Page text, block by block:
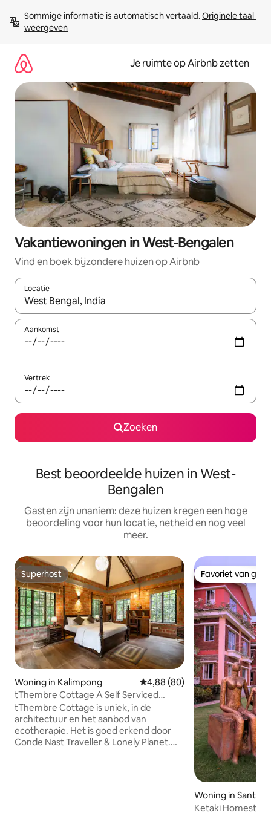
direct
naar
Sommige informatie is automatisch vertaald. Originele taal
weergeven
Je ruimte op Airbnb zetten
Vakantiewoningen in West-Bengalen
Vind en boek bijzondere huizen op Airbnb
Locatie
Wanneer er suggesties beschikbaar zijn, maak je een keuze
Aankomst
Vertrek
Zoeken
Best beoordeelde huizen in West-
Bengalen
Gasten zijn unaniem: deze huizen kregen een hoge
beoordeling voor hun locatie, netheid en nog veel
meer.
Superhost
Superhost
Woning in Kalimpong Gemiddelde beoordeling van
4,88 (80)
tThembre Cottage A Self Serviced
Residence
tThembre Cottage is uniek, in de
architectuur en het aanbod van
ecotherapie. Het is goed erkend door
Conde Nast Traveller & Lonely Planet.
Favoriet van
Favoriet van
Woning in
Ketaki